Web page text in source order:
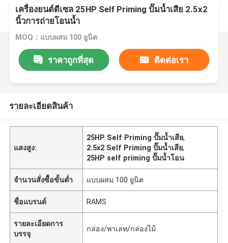
เครื่องยนต์ดีเซล 25HP Self Priming ปั๊มน้ำเสีย 2.5x2
นิ้วการถ่ายโอนน้ำ
MOQ：แบบผสม 100 ยูนิต
ราคาถูกที่สุด ติดต่อเรา
รายละเอียดสินค้า
แสงสูง:
25HP Self Priming ปั๊มน้ำเสีย,
2.5x2 Self Priming ปั๊มน้ำเสีย,
25HP self priming ปั๊มน้ำโอน
จำนวนสั่งซื้อขั้นต่ำ แบบผสม 100 ยูนิต
ชื่อแบรนด์ RAMS
รายละเอียดการ
บรรจุ
กล่อง/พาเลท/กล่องไม้